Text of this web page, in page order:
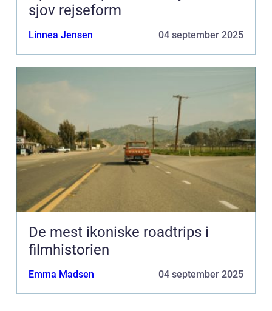
sjov rejseform
Linnea Jensen 04 september 2025
De mest ikoniske roadtrips i
filmhistorien
Emma Madsen 04 september 2025